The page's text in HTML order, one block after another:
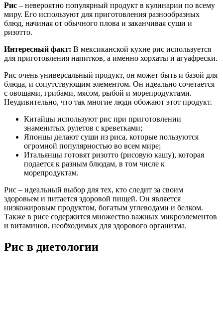
Рис – невероятно популярный продукт в кулинарии по всему
миру. Его используют для приготовления разнообразных
блюд, начиная от обычного плова и заканчивая суши и
ризотто.
Интересный факт: В мексиканской кухне рис используется
для приготовления напитков, а именно хорхаты и агуафрески.
Рис очень универсальный продукт, он может быть и базой для
блюда, и сопутствующим элементом. Он идеально сочетается
с овощами, грибами, мясом, рыбой и морепродуктами.
Неудивительно, что так многие люди обожают этот продукт.
Китайцы используют рис при приготовлении
знаменитых рулетов с креветками;
Японцы делают суши из риса, которые пользуются
огромной популярностью во всем мире;
Итальянцы готовят ризотто (рисовую кашу), которая
подается к разным блюдам, в том числе к
морепродуктам.
Рис – идеальный выбор для тех, кто следит за своим
здоровьем и питается здоровой пищей. Он является
низкожировым продуктом, богатым углеводами и белком.
Также в рисе содержится множество важных микроэлементов
и витаминов, необходимых для здорового организма.
Рис в диетологии